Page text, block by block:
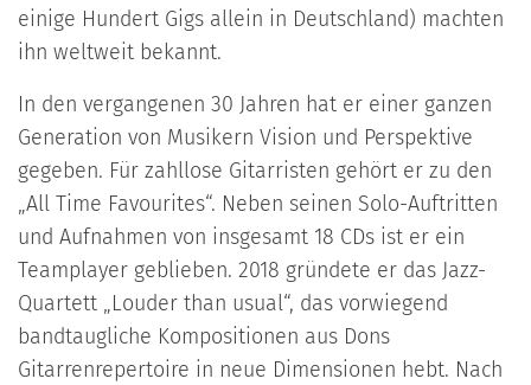
einige Hundert Gigs allein in Deutschland) machten
ihn weltweit bekannt.
In den vergangenen 30 Jahren hat er einer ganzen
Generation von Musikern Vision und Perspektive
gegeben. Für zahllose Gitarristen gehört er zu den
„All Time Favourites“. Neben seinen Solo-Auftritten
und Aufnahmen von insgesamt 18 CDs ist er ein
Teamplayer geblieben. 2018 gründete er das Jazz-
Quartett „Louder than usual“, das vorwiegend
bandtaugliche Kompositionen aus Dons
Gitarrenrepertoire in neue Dimensionen hebt. Nach